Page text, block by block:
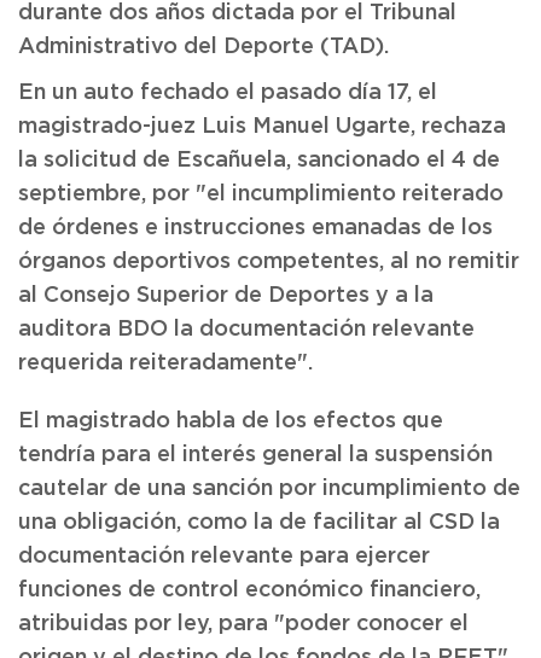
durante dos años dictada por el Tribunal
Administrativo del Deporte (TAD).
En un auto fechado el pasado día 17, el
magistrado-juez Luis Manuel Ugarte, rechaza
la solicitud de Escañuela, sancionado el 4 de
septiembre, por "el incumplimiento reiterado
de órdenes e instrucciones emanadas de los
órganos deportivos competentes, al no remitir
al Consejo Superior de Deportes y a la
auditora BDO la documentación relevante
requerida reiteradamente".
El magistrado habla de los efectos que
tendría para el interés general la suspensión
cautelar de una sanción por incumplimiento de
una obligación, como la de facilitar al CSD la
documentación relevante para ejercer
funciones de control económico financiero,
atribuidas por ley, para "poder conocer el